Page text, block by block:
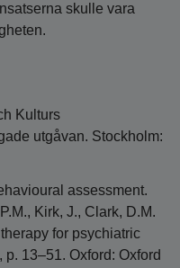
skulle vara
Kulturs
utgåvan. Stockholm:
assessment.
Kirk, J., Clark, D.M.
for psychiatric
13–51. Oxford: Oxford